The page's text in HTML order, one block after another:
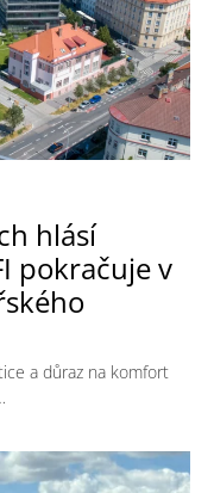
hlásí
pokračuje v
a důraz na komfort